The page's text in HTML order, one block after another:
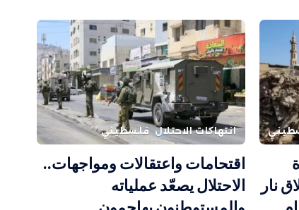
نار
انتهاكات الاحتلال فلسطيني
اقتحامات واعتقالات ومواجهات..
الاحتلال يصعّد عملياته